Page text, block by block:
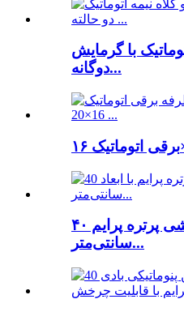
با گرمایش
دوگانه...
تابلوی نقاشی پرتره پرایم ۴۰x۵۰
سانتی‌متر...